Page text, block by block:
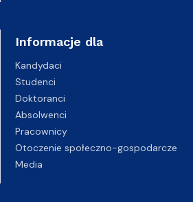
Informacje dla
Kandydaci
Studenci
Doktoranci
Absolwenci
Pracownicy
Otoczenie społeczno-gospodarcze
Media